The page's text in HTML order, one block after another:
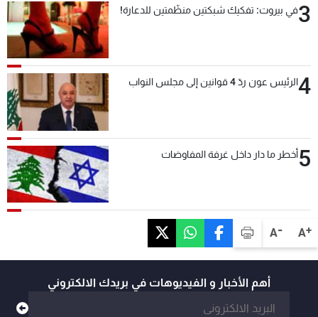
A+
A-
3في بيروت: تفكيك شبكتين منظّمتين للدعارة!
4الرئيس عون ردّ 4 قوانين إلى مجلس النواب
5أخطر ما دار داخل غرفة المفاوضات
أهم الأخبار و الفيديوهات في بريدك الالكتروني